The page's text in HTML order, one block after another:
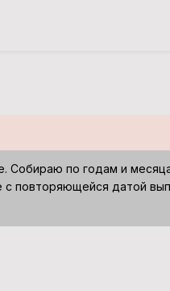
Собираю по годам и
повторяющейся датой